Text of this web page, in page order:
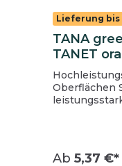
Lieferung bis
TANA
TANET
Oberflächen SANET SR 15 ist ein
die
die
Ab 5,37 €*